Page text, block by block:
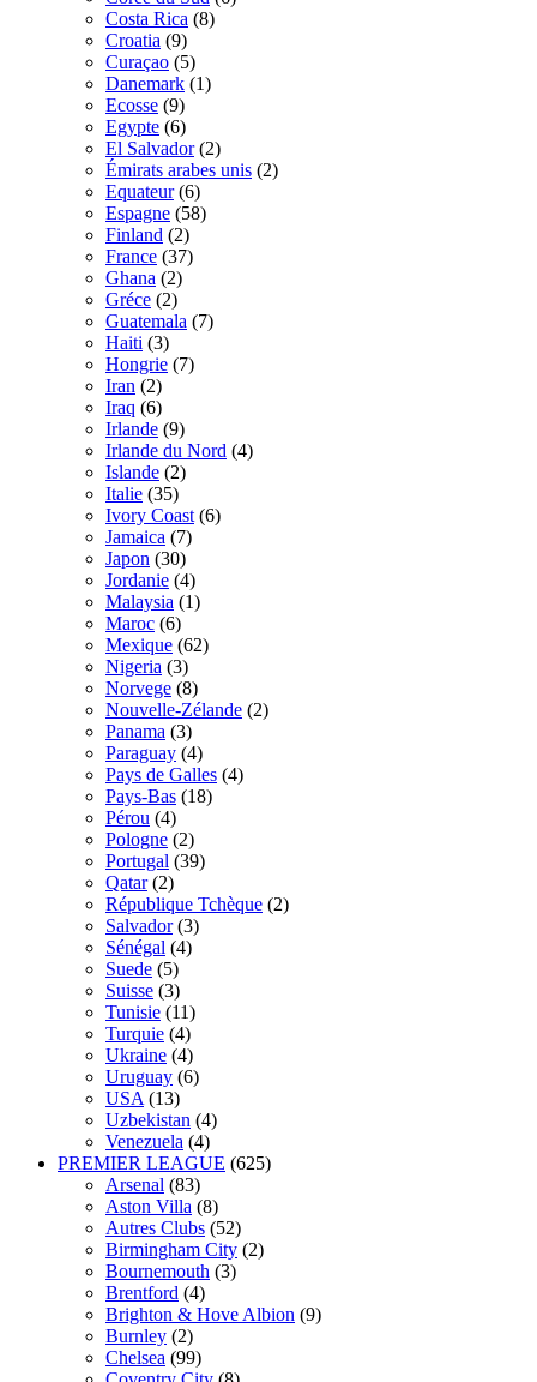
Costa Rica (8)
Croatia (9)
Curaçao (5)
Danemark (1)
Ecosse (9)
Egypte (6)
El Salvador (2)
Émirats arabes unis (2)
Equateur (6)
Espagne (58)
Finland (2)
France (37)
Ghana (2)
Gréce (2)
Guatemala (7)
Haiti (3)
Hongrie (7)
Iran (2)
Iraq (6)
Irlande (9)
Irlande du Nord (4)
Islande (2)
Italie (35)
Ivory Coast (6)
Jamaica (7)
Japon (30)
Jordanie (4)
Malaysia (1)
Maroc (6)
Mexique (62)
Nigeria (3)
Norvege (8)
Nouvelle-Zélande (2)
Panama (3)
Paraguay (4)
Pays de Galles (4)
Pays-Bas (18)
Pérou (4)
Pologne (2)
Portugal (39)
Qatar (2)
République Tchèque (2)
Salvador (3)
Sénégal (4)
Suede (5)
Suisse (3)
Tunisie (11)
Turquie (4)
Ukraine (4)
Uruguay (6)
USA (13)
Uzbekistan (4)
Venezuela (4)
PREMIER LEAGUE (625)
Arsenal (83)
Aston Villa (8)
Autres Clubs (52)
Birmingham City (2)
Bournemouth (3)
Brentford (4)
Brighton & Hove Albion (9)
Burnley (2)
Chelsea (99)